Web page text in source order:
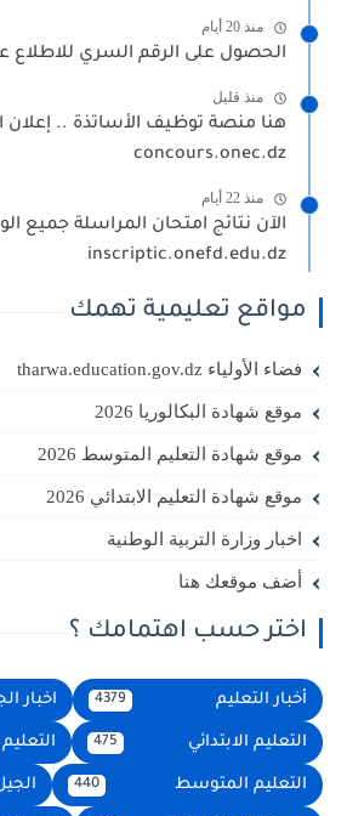
منذ 20 أيام
الحصول على الرقم السري للاطلاع على
منذ قليل
concours.onec.dz
منذ 22 أيام
inscriptic.onefd.edu.dz
مواقع تعليمية تهمك
فضاء الأولياء tharwa.education.gov.dz
موقع شهادة البكالوريا 2026
موقع شهادة التعليم المتوسط 2026
موقع شهادة التعليم الابتدائي 2026
اخبار وزارة التربية الوطنية
أضف موقعك هنا
اختر حسب اهتمامك ؟
أخبار التعليم 4379 اخبار
التعليم الابتدائي 475 التعليم
التعليم المتوسط 440 الجيل